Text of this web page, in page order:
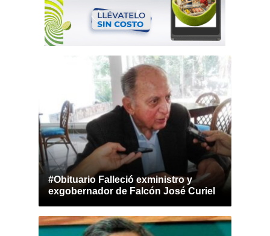
#Obituario Falleció exministro y
exgobernador de Falcón José Curiel